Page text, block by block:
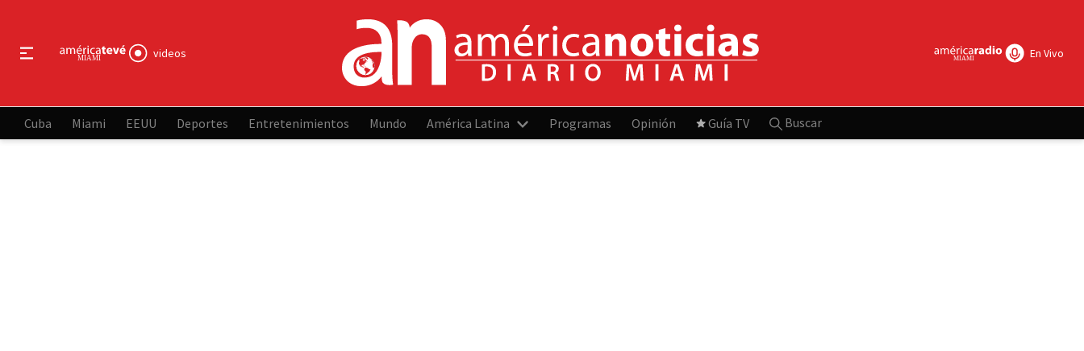
videos En Vivo
Cuba Miami EEUU Deportes Entretenimientos Mundo América Latina Programas Opinión Guía TV Buscar